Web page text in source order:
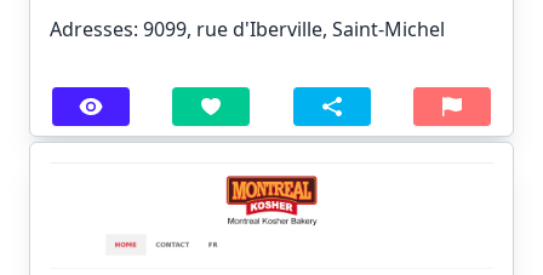
Adresses: 9099, rue d'Iberville, Saint-Michel